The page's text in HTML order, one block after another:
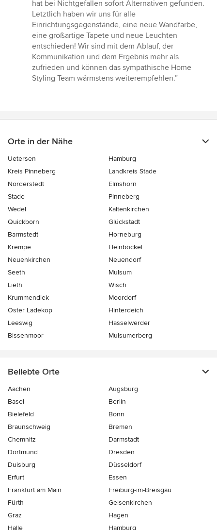
hat bei Nichtgefallen sofort Alternativen gefunden.
Letztlich haben wir uns für alle
Einrichtungsgegenstände, eine neue Wandfarbe,
eine großartige Tapete und neue Leuchten
entschieden! Wir sind mit dem Ablauf, der
Kommunikation und dem Ergebnis mehr als
zufrieden und können das sympathische Home
Styling Team wärmstens weiterempfehlen.”
Orte in der Nähe
Uetersen
Hamburg
Kreis Pinneberg
Landkreis Stade
Norderstedt
Elmshorn
Stade
Pinneberg
Wedel
Kaltenkirchen
Quickborn
Glückstadt
Barmstedt
Horneburg
Krempe
Heinböckel
Neuenkirchen
Neuendorf
Seeth
Mulsum
Lieth
Wisch
Krummendiek
Moordorf
Oster Ladekop
Hinterdeich
Leeswig
Hasselwerder
Bissenmoor
Mulsumerberg
Beliebte Orte
Aachen
Augsburg
Basel
Berlin
Bielefeld
Bonn
Braunschweig
Bremen
Chemnitz
Darmstadt
Dortmund
Dresden
Duisburg
Düsseldorf
Erfurt
Essen
Frankfurt am Main
Freiburg-im-Breisgau
Fürth
Gelsenkirchen
Graz
Hagen
Halle
Hamburg